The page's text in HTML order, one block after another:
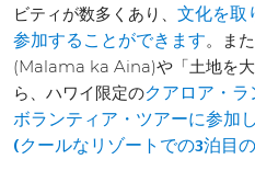
ビティが数多くあり、 文化を取
参加することができます。ま
(Malama ka Aina)や「土地を
ら、ハワイ限定のクアロア・ラ
ボランティア・ツアーに参加
(クールなリゾートでの3泊目